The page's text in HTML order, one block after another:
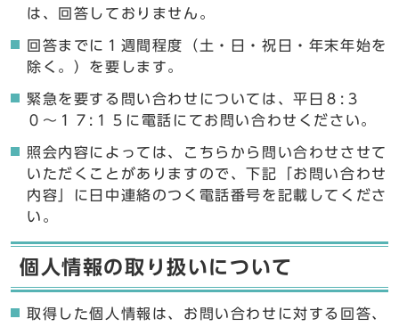
は、回答しておりません。
回答までに１週間程度（土・日・祝日・年末年始を
除く。）を要します。
緊急を要する問い合わせについては、平日８:３
０〜１７:１５に電話にてお問い合わせください。
照会内容によっては、こちらから問い合わせさせて
いただくことがありますので、下記「お問い合わせ
内容」に日中連絡のつく電話番号を記載してくださ
い。
個人情報の取り扱いについて
取得した個人情報は、お問い合わせに対する回答、